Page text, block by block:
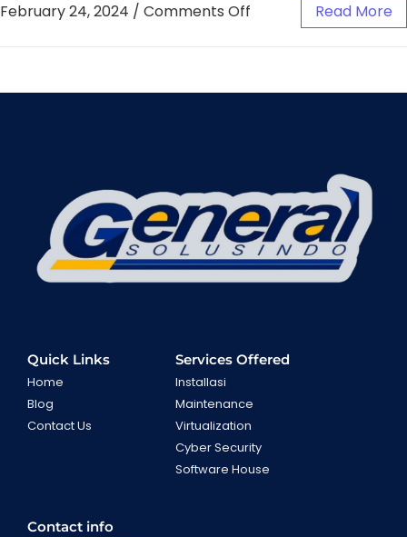
February 24, 2024 / Comments Off Read More
Quick Links
Home
Blog
Contact Us
Services Offered
Installasi
Maintenance
Virtualization
Cyber Security
Software House
Contact info